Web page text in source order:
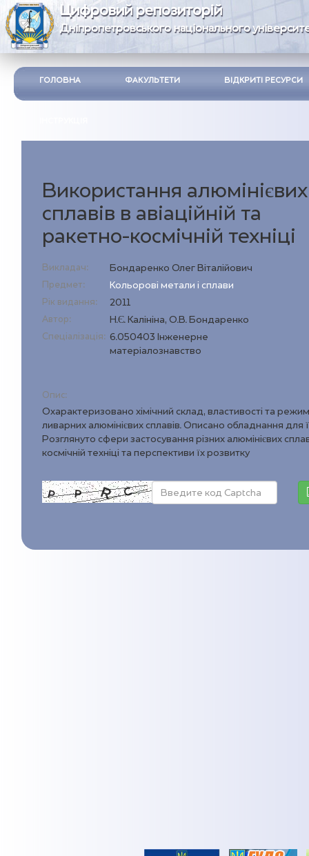
Цифровий репозиторій
Дніпропетровського національного
ГОЛОВНА ФАКУЛЬТЕТИ ВІДКРИТІ РЕСУРСИ
Використання алюмінієвих
сплавів в авіаційній та
ракетно-космічній техніці
Викладач: Бондаренко Олег Віталійович
Предмет: Кольорові метали і сплави
Рік видання: 2011
Автор: Н.Є. Калініна, О.В. Бондаренко
Спеціалізація: 6.050403 Інженерне
матеріалознавство
Опис:
Охарактеризовано хімічний склад, властивості та
ливарних алюмінієвих сплавів. Описано обладнання для
Розглянуто сфери застосування різних алюмінієвих
космічній техніці та перспективи їх розвитку